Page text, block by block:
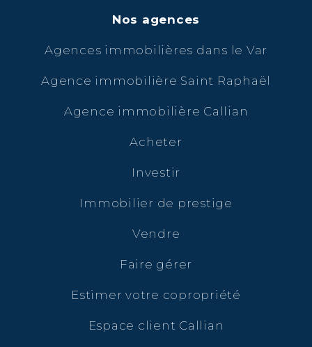
Nos agences
Agences immobilières dans le Var
Agence immobilière Saint Raphaël
Agence immobilière Callian
Acheter
Investir
Immobilier de prestige
Vendre
Faire gérer
Estimer votre copropriété
Espace client Callian